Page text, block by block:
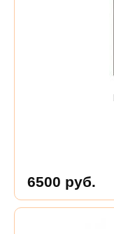
6500 руб.